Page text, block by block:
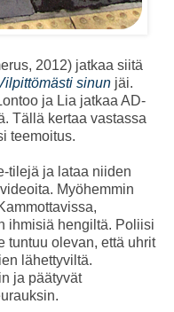
2012) jatkaa siitä
sinun jäi.
ja Lia jatkaa AD-
Tällä kertaa vastassa
teemoitus.
tilejä ja lataa niiden
Myöhemmin
ihmisiä hengiltä. Poliisi
tuntuu olevan, että uhrit
lähettyviltä.
ja päätyvät